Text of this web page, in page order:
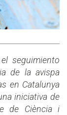
seguimiento
de la avispa
en Catalunya
iniciativa de
de Ciència i